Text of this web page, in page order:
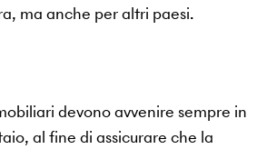
ma anche per altri paesi.
devono avvenire sempre in
al fine di assicurare che la